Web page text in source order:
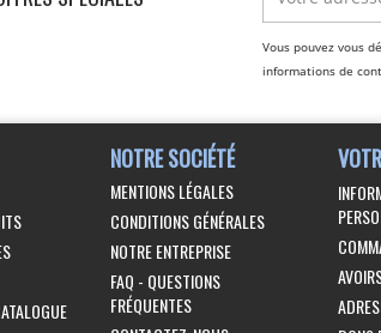
Vous pouvez vous
informations de
NOTRE SOCIÉTÉ
MENTIONS LÉGALES
CONDITIONS GÉNÉRALES
NOTRE ENTREPRISE
FAQ - QUESTIONS
FRÉQUENTES